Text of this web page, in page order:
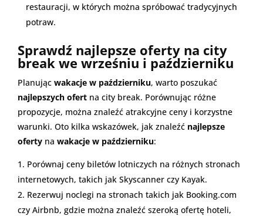
restauracji, w których można spróbować tradycyjnych
potraw.
Sprawdź najlepsze oferty na city
break we wrześniu i październiku
Planując wakacje w październiku, warto poszukać
najlepszych ofert na city break. Porównując różne
propozycje, można znaleźć atrakcyjne ceny i korzystne
warunki. Oto kilka wskazówek, jak znaleźć najlepsze
oferty na wakacje w październiku:
Porównaj ceny biletów lotniczych na różnych stronach
internetowych, takich jak Skyscanner czy Kayak.
Rezerwuj noclegi na stronach takich jak Booking.com
czy Airbnb, gdzie można znaleźć szeroką ofertę hoteli,